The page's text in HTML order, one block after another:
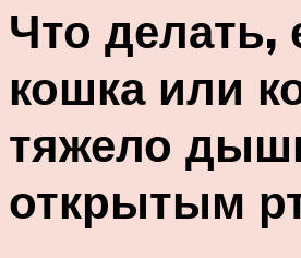
Что делать,
кошка или
тяжело
открытым